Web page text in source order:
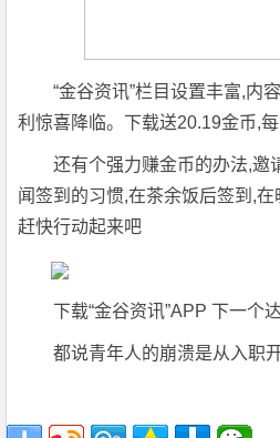
“金谷资讯”栏目设置丰富,内
利惊喜降临。下载送20.19金币,
还有个强力赚金币的办法,邀
闻签到的习惯,在茶余饭后签到,
赶快行动起来吧
下载“金谷资讯”APP 下一个
都说青年人的崩溃是从入职